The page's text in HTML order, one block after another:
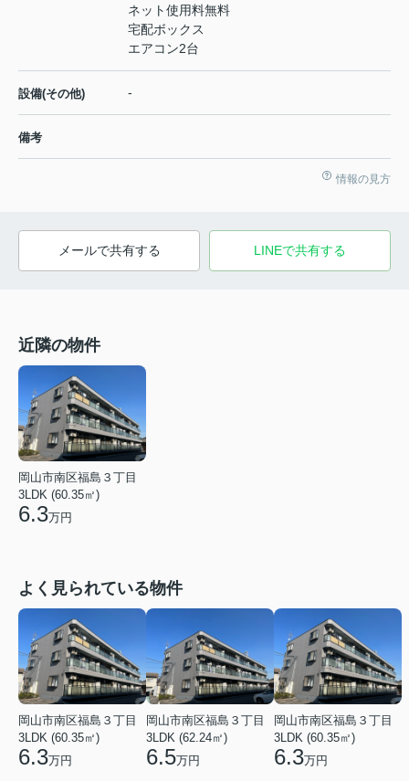
ネット使用料無料
宅配ボックス
エアコン2台
設備(その他) -
備考
情報の見方
メールで共有する LINEで共有する
近隣の物件
岡山市南区福島３丁目
3LDK (60.35㎡)
6.3万円
よく見られている物件
岡山市南区福島３丁目
3LDK (60.35㎡)
6.3万円
岡山市南区福島３丁目
3LDK (62.24㎡)
6.5万円
岡山市南区福島３丁目
3LDK (60.35㎡)
6.3万円